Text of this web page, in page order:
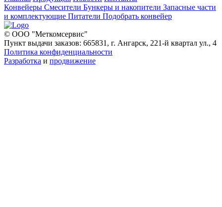
Конвейеры Смесители Бункеры и накопители Запасные части
и комплектующие Питатели Подобрать конвейер
© ООО "Меткомсервис"
Пункт выдачи заказов: 665831, г. Ангарск, 221-й квартал ул., 4
Политика конфиденциальности
Разработка и продвижение